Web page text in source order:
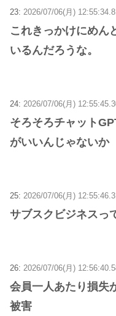
23: 2026/07/06(月)
これきっかけにめん
いるんだろうな。
24: 2026/07/06(月)
そろそろチャット
がいいんじゃないか
25: 2026/07/06(月)
サブスクビジネスっ
26: 2026/07/06(月)
会員一人あたり損失
被害